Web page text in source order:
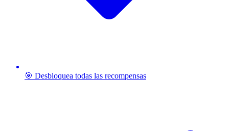
🎯 Desbloquea todas las recompensas